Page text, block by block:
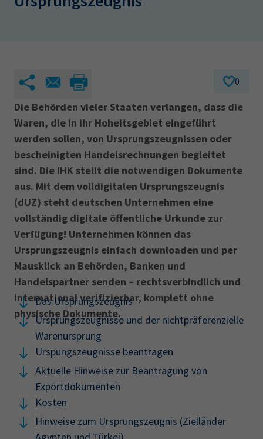
Karriere
Presse
EN
IHK Akademie
Magazin Log-in
AdA
34d
Prüfungstermine
34i
Betriebswirt
0
Die Behörden vieler Staaten verlangen, dass die
Waren, die in ihr Hoheitsgebiet eingeführt
werden sollen, von Ursprungszeugnissen oder
bescheinigten Handelsrechnungen begleitet
sind. Die IHK stellt die notwendigen Dokumente
aus. Mit dem volldigitalen Ursprungszeugnis
(dUZ) steht deutschen Unternehmen eine
vollständig digitale öffentliche Urkunde zur
Verfügung! Unternehmen können das
Ursprungszeugnis einfach downloaden und per
Mausklick an Behörden, Banken und
Handelspartner senden – rechtsverbindlich und
international verifizierbar, komplett ohne
physische Dokumente.
Das Ursprungszeugnis
Ursprungszeugnisse und der nichtpräferenzielle
Warenursprung
Urspungszeugnisse beantragen
Aktuelle Hinweise zur Beantragung von
Exportdokumenten
Kosten
Hinweise zum Ursprungszeugnis (Zielländer